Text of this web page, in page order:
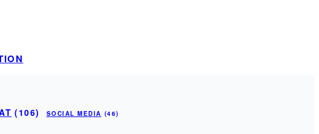
(106) SOCIAL MEDIA (46)